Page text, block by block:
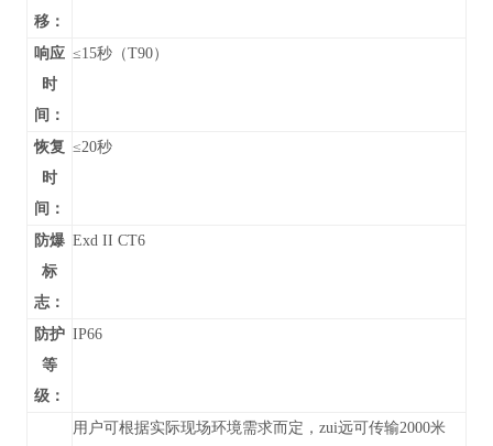
移：
响应
时
间：
≤15秒（T90）
恢复
时
间：
≤20秒
防爆
标
志：
Exd II CT6
防护
等
级：
IP66
用户可根据实际现场环境需求而定，zui远可传输2000米